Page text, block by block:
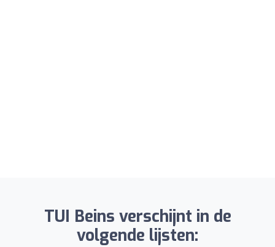
TUI Beins verschijnt in de
volgende lijsten: